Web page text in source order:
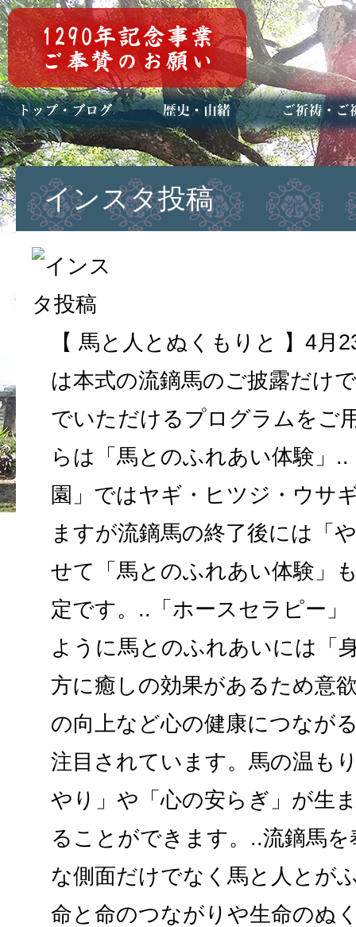
トップページ
ブログ(日々八百万)
お知らせ一覧 歴史・ご祭神
年中行事
メディア掲載 ご祈祷・ご祈
安産祈願
初宮参り
七五三詣
長寿のお祝い
神前結婚式
厄祓い・方位
車のお祓い
地鎮祭
神葬祭（神式
インスタ投稿
【 馬と人とぬくもりと 】4月
は本式の流鏑馬のご披露だけ
でいただけるプログラムをご
らは「馬とのふれあい体験」
園」ではヤギ・ヒツジ・ウサ
ますが流鏑馬の終了後には「
せて「馬とのふれあい体験」
定です。..「ホースセラピー
ように馬とのふれあいには「
方に癒しの効果があるため意
の向上など心の健康につなが
注目されています。馬の温も
やり」や「心の安らぎ」が生
ることができます。..流鏑馬
な側面だけでなく馬と人とが
命と命のつながりや生命のぬ